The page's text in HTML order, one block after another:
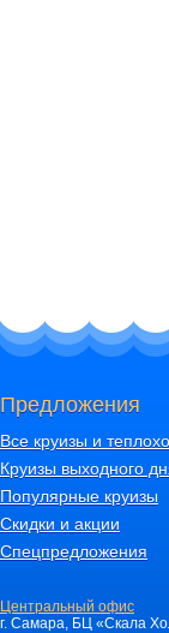
Предложения
Все круизы и
Круизы выходного
Популярные круизы
Скидки и акции
Спецпредложения
Центральный офис
г. Самара, БЦ «Скала